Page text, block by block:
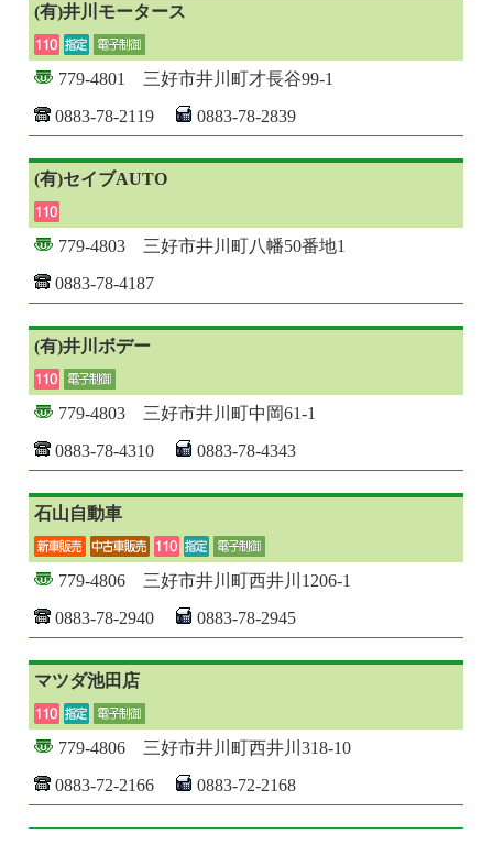
(有)井川モータース
779-4801 三好市井川町才長谷99-1
0883-78-2119
0883-78-2839
(有)セイブAUTO
779-4803 三好市井川町八幡50番地1
0883-78-4187
(有)井川ボデー
779-4803 三好市井川町中岡61-1
0883-78-4310
0883-78-4343
石山自動車
779-4806 三好市井川町西井川1206-1
0883-78-2940
0883-78-2945
マツダ池田店
779-4806 三好市井川町西井川318-10
0883-72-2166
0883-72-2168